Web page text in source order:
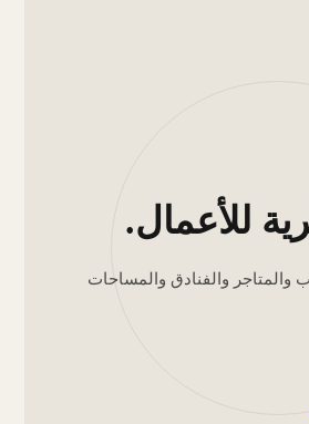
للأعمال.
والمتاجر والفنادق والمساحات